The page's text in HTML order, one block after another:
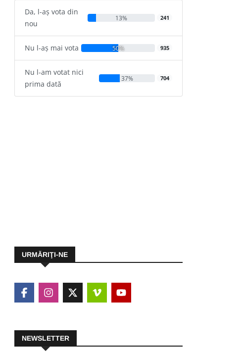
Da, l-aș vota din
nou
13% 241
Nu l-aș mai vota 50% 935
Nu l-am votat nici
prima dată
37% 704
URMĂRIŢI-NE
NEWSLETTER